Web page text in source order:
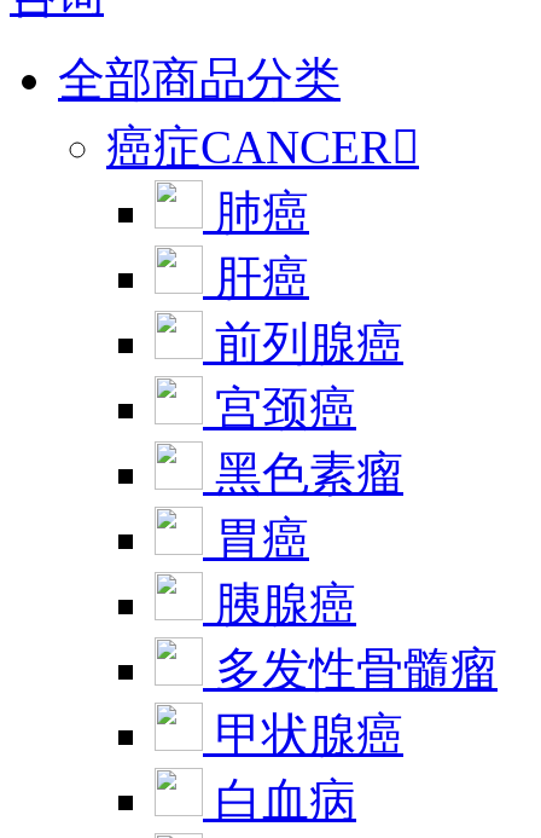
全部商品分类
癌症CANCER
肺癌
肝癌
前列腺癌
宫颈癌
黑色素瘤
胃癌
胰腺癌
多发性骨髓瘤
甲状腺癌
白血病